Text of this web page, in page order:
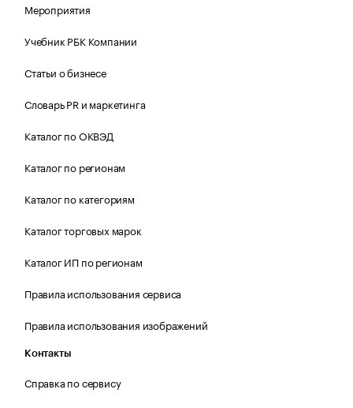
Мероприятия
Учебник РБК Компании
Статьи о бизнесе
Словарь PR и маркетинга
Каталог по ОКВЭД
Каталог по регионам
Каталог по категориям
Каталог торговых марок
Каталог ИП по регионам
Правила использования сервиса
Правила использования изображений
Контакты
Справка по сервису